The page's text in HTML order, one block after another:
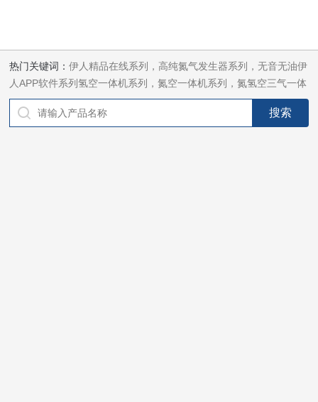
热门关键词：伊人精品在线系列，高纯氮气发生器系列，无音无油伊
人APP软件系列氢空一体机系列，氮空一体机系列，氮氢空三气一体
机系列，气体净化器系列，代理日本DKK-TOA水质分析，水质检测
仪器，代理南韩SitekPH/离子计，DO计，电导计，多功能计，